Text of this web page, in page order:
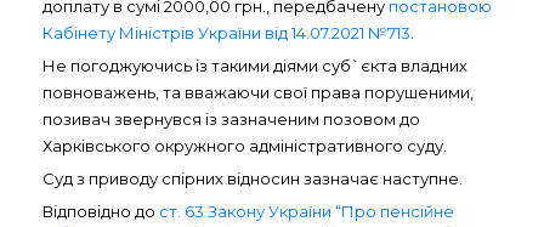
доплату в сумі 2000,00 грн., передбачену постановою
Кабінету Міністрів України від 14.07.2021 №713
Не погоджуючись із такими діями суб`єкта владних
повноважень, та вважаючи свої права порушеними,
позивач звернувся із зазначеним позовом до
Харківського окружного адміністративного суду.
Суд з приводу спірних відносин зазначає наступне.
Відповідно до ст. 63 Закону України “Про пенсійне